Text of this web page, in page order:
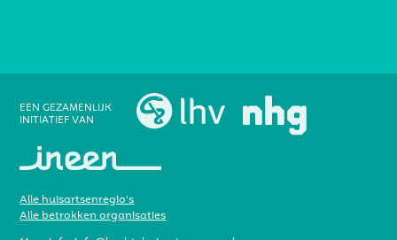
EEN GEZAMENLIJK
INITIATIEF VAN
Alle huisartsenregio’s
Alle betrokken organisaties